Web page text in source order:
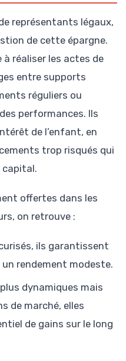
représentants légaux,
de cette épargne.
réaliser les actes de
entre supports
réguliers ou
performances. Ils
de l’enfant, en
trop risqués qui
capital.
offertes dans les
on retrouve :
ils garantissent
rendement modeste.
dynamiques mais
de marché, elles
de gains sur le long